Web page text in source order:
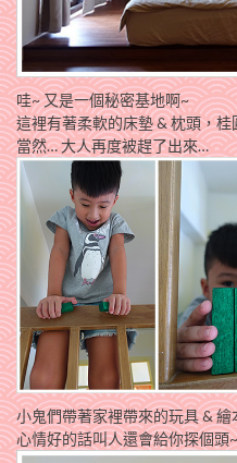
哇~ 又是一個秘密基地啊~
這裡有著柔軟的床墊 & 枕頭，
當然… 大人再度被趕了出來…
小鬼們帶著家裡帶來的玩具 &
心情好的話叫人還會給你探個頭~